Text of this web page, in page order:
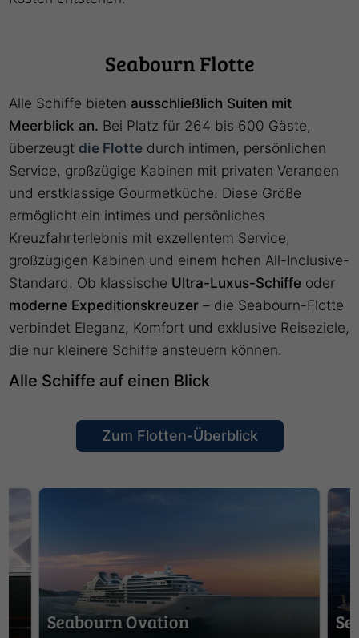
Seabourn Flotte
Alle Schiffe bieten ausschließlich Suiten mit
Meerblick an. Bei Platz für 264 bis 600 Gäste,
überzeugt die Flotte durch intimen, persönlichen
Service, großzügige Kabinen mit privaten Veranden
und erstklassige Gourmetküche. Diese Größe
ermöglicht ein intimes und persönliches
Kreuzfahrterlebnis mit exzellentem Service,
großzügigen Kabinen und einem hohen All-Inclusive-
Standard. Ob klassische Ultra-Luxus-Schiffe oder
moderne Expeditionskreuzer – die Seabourn-Flotte
verbindet Eleganz, Komfort und exklusive Reiseziele,
die nur kleinere Schiffe ansteuern können.
Alle Schiffe auf einen Blick
Zum Flotten-Überblick
Seabourn Ovation